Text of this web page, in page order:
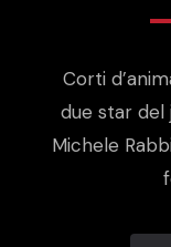
Corti
due star del
Michele